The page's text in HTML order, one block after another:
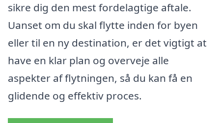
sikre dig den mest fordelagtige aftale.
Uanset om du skal flytte inden for byen
eller til en ny destination, er det vigtigt at
have en klar plan og overveje alle
aspekter af flytningen, så du kan få en
glidende og effektiv proces.